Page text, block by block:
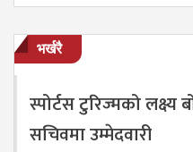
भर्खरै
स्पोर्टस टुरिज्मको लक्ष्य
सचिवमा उम्मेदवारी